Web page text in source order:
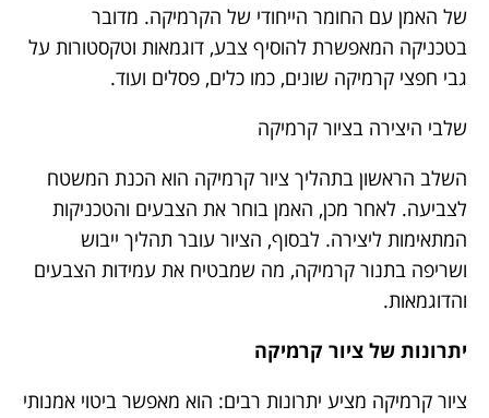
של האמן עם החומר הייחודי של הקרמיקה. מדובר
בטכניקה המאפשרת להוסיף צבע, דוגמאות וטקסטורות על
גבי חפצי קרמיקה שונים, כמו כלים, פסלים ועוד.
שלבי היצירה בציור קרמיקה
השלב הראשון בתהליך ציור קרמיקה הוא הכנת המשטח
לצביעה. לאחר מכן, האמן בוחר את הצבעים והטכניקות
המתאימות ליצירה. לבסוף, הציור עובר תהליך ייבוש
ושריפה בתנור קרמיקה, מה שמבטיח את עמידות הצבעים
והדוגמאות.
יתרונות של ציור קרמיקה
ציור קרמיקה מציע יתרונות רבים: הוא מאפשר ביטוי אמנותי